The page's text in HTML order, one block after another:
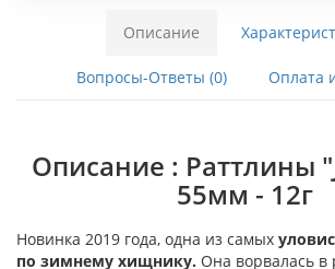
Описание
Вопросы-Ответы (0) Оплата
Описание : Раттлины
55мм - 12г
Новинка 2019 года, одна из самых
по зимнему хищнику. Она ворвалась